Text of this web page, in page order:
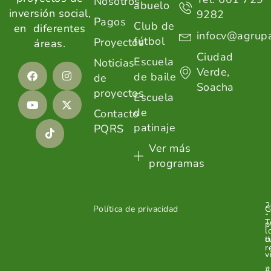
inversión social,
en diferentes
áreas.
Pagos
Proyectos
Noticias
de
proyectos
Contacto
PQRS
abuelo
Club de
fútbol
Escuela
de baile
Escuela
de
patinaje
Ver más
programas
9282
Ciudad
Verde,
Soacha
Política de privacidad -